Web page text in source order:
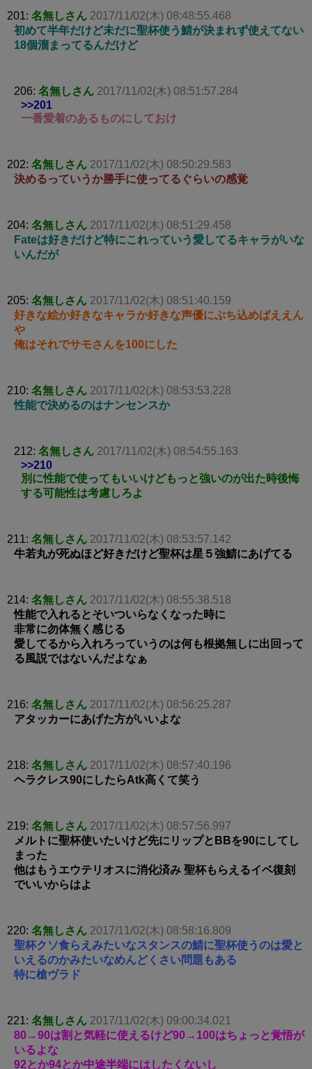
201: 名無しさん 2017/11/02(木) 08:48:55.468
初めて半年だけど未だに聖杯使う鯖が決まれず使えてない
18個溜まってるんだけど
206: 名無しさん 2017/11/02(木) 08:51:57.284
>>201
一番愛着のあるものにしておけ
202: 名無しさん 2017/11/02(木) 08:50:29.563
決めるっていうか勝手に使ってるぐらいの感覚
204: 名無しさん 2017/11/02(木) 08:51:29.458
Fateは好きだけど特にこれっていう愛してるキャラがいな
いんだが
205: 名無しさん 2017/11/02(木) 08:51:40.159
好きな絵か好きなキャラか好きな声優にぶち込めばええん
や
俺はそれでサモさんを100にした
210: 名無しさん 2017/11/02(木) 08:53:53.228
性能で決めるのはナンセンスか
212: 名無しさん 2017/11/02(木) 08:54:55.163
>>210
別に性能で使ってもいいけどもっと強いのが出た時後悔
する可能性は考慮しろよ
211: 名無しさん 2017/11/02(木) 08:53:57.142
牛若丸が死ぬほど好きだけど聖杯は星５強鯖にあげてる
214: 名無しさん 2017/11/02(木) 08:55:38.518
性能で入れるとそいついらなくなった時に
非常に勿体無く感じる
愛してるから入れろっていうのは何も根拠無しに出回って
る風説ではないんだよなぁ
216: 名無しさん 2017/11/02(木) 08:56:25.287
アタッカーにあげた方がいいよな
218: 名無しさん 2017/11/02(木) 08:57:40.196
ヘラクレス90にしたらAtk高くて笑う
219: 名無しさん 2017/11/02(木) 08:57:56.997
メルトに聖杯使いたいけど先にリップとBBを90にしてし
まった
他はもうエウテリオスに消化済み 聖杯もらえるイベ復刻
でいいからはよ
220: 名無しさん 2017/11/02(木) 08:58:16.809
聖杯クソ食らえみたいなスタンスの鯖に聖杯使うのは愛と
いえるのかみたいなめんどくさい問題もある
特に槍ヴラド
221: 名無しさん 2017/11/02(木) 09:00:34.021
80→90は割と気軽に使えるけど90→100はちょっと覚悟が
いるよな
92とか94とか中途半端にはしたくないし